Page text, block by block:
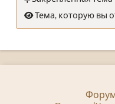
Тема, которую вы